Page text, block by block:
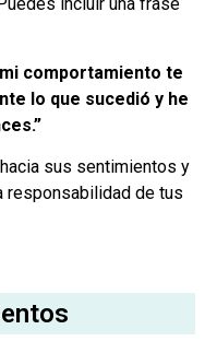
comportamiento te
lo que sucedió y he
sus sentimientos y
responsabilidad de tus